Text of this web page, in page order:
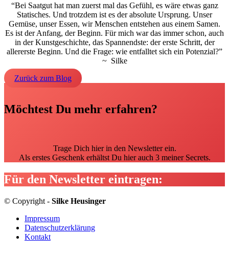
“Bei Saatgut hat man zuerst mal das Gefühl, es wäre etwas ganz
Statisches. Und trotzdem ist es der absolute Ursprung. Unser
Gemüse, unser Essen, wir Menschen entstehen aus einem Samen.
Es ist der Anfang, der Beginn. Für mich war das immer schon, auch
in der Kunstgeschichte, das Spannendste: der erste Schritt, der
allererste Beginn. Und die Frage: wie entfalltet sich ein Potenzial?”
~ Silke
Zurück zum Blog
Möchtest Du mehr erfahren?
Trage Dich hier in den Newsletter ein.
Als erstes Geschenk erhältst Du hier auch 3 meiner Secrets.
Für den Newsletter eintragen:
© Copyright - Silke Heusinger
Impressum
Datenschutzerklärung
Kontakt